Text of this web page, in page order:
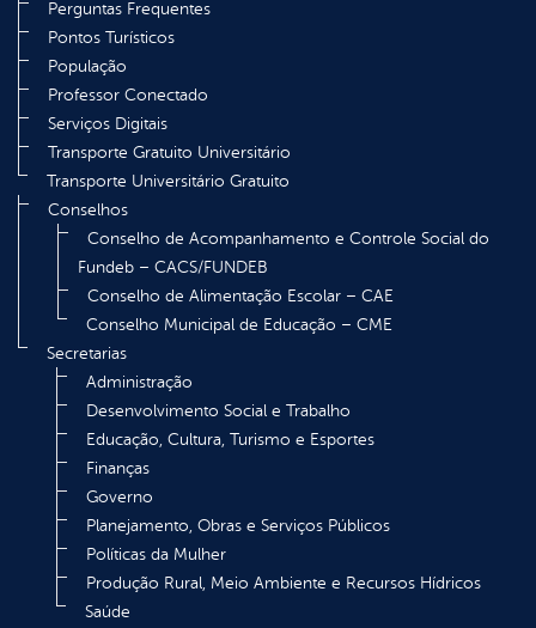
Perguntas Frequentes
Pontos Turísticos
População
Professor Conectado
Serviços Digitais
Transporte Gratuito Universitário
Transporte Universitário Gratuito
Conselhos
Conselho de Acompanhamento e Controle Social do
Fundeb – CACS/FUNDEB
Conselho de Alimentação Escolar – CAE
Conselho Municipal de Educação – CME
Secretarias
Administração
Desenvolvimento Social e Trabalho
Educação, Cultura, Turismo e Esportes
Finanças
Governo
Planejamento, Obras e Serviços Públicos
Políticas da Mulher
Produção Rural, Meio Ambiente e Recursos Hídricos
Saúde